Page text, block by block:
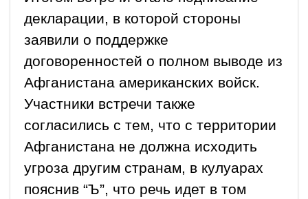
декларации, в которой стороны
заявили о поддержке
договоренностей о полном выводе из
Афганистана американских войск.
Участники встречи также
согласились с тем, что с территории
Афганистана не должна исходить
угроза другим странам, в кулуарах
пояснив “Ъ”, что речь идет в том